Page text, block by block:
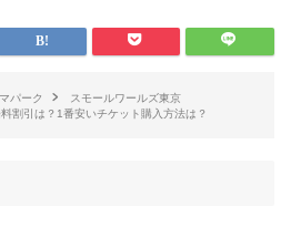
パーク
スモールワールズ東京
割引は？1番安いチケット購入方法は？